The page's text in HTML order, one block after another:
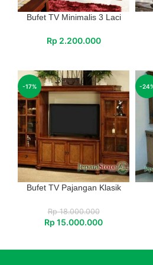
Bufet TV Minimalis 3 Laci
Rp 2.200.000
-17%
Bufet TV Pajangan Klasik
Rp18.000.000
Rp 15.000.000
-